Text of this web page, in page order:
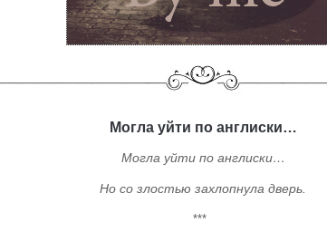
Могла уйти по англиски…
Могла уйти по англиски…
Но со злостью захлопнула дверь.
***